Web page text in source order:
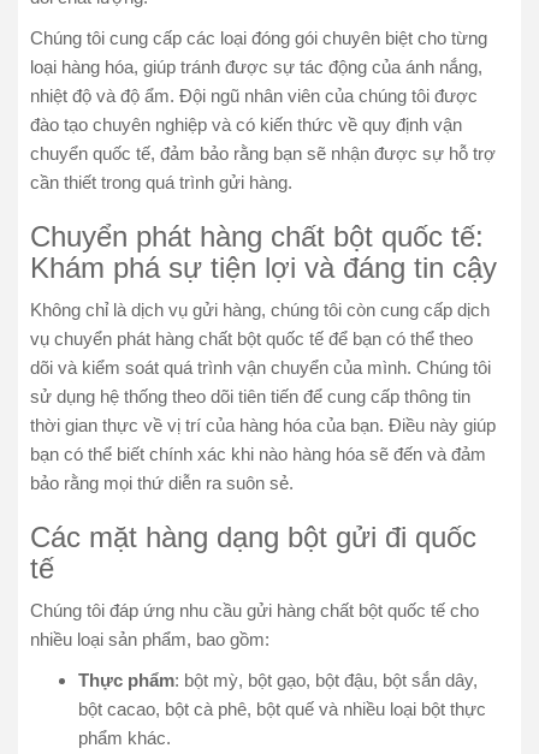
Chúng tôi cung cấp các loại đóng gói chuyên biệt cho từng
loại hàng hóa, giúp tránh được sự tác động của ánh nắng,
nhiệt độ và độ ẩm. Đội ngũ nhân viên của chúng tôi được
đào tạo chuyên nghiệp và có kiến thức về quy định vận
chuyển quốc tế, đảm bảo rằng bạn sẽ nhận được sự hỗ trợ
cần thiết trong quá trình gửi hàng.
Chuyển phát hàng chất bột quốc tế:
Khám phá sự tiện lợi và đáng tin cậy
Không chỉ là dịch vụ gửi hàng, chúng tôi còn cung cấp dịch
vụ chuyển phát hàng chất bột quốc tế để bạn có thể theo
dõi và kiểm soát quá trình vận chuyển của mình. Chúng tôi
sử dụng hệ thống theo dõi tiên tiến để cung cấp thông tin
thời gian thực về vị trí của hàng hóa của bạn. Điều này giúp
bạn có thể biết chính xác khi nào hàng hóa sẽ đến và đảm
bảo rằng mọi thứ diễn ra suôn sẻ.
Các mặt hàng dạng bột gửi đi quốc
tế
Chúng tôi đáp ứng nhu cầu gửi hàng chất bột quốc tế cho
nhiều loại sản phẩm, bao gồm:
Thực phẩm: bột mỳ, bột gạo, bột đậu, bột sắn dây,
bột cacao, bột cà phê, bột quế và nhiều loại bột thực
phẩm khác.